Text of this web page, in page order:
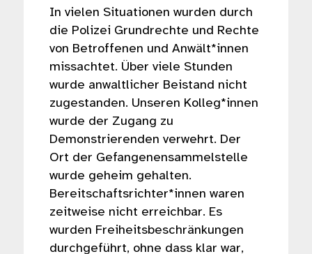
In vielen Situationen wurden durch
die Polizei Grundrechte und Rechte
von Betroffenen und Anwält*innen
missachtet. Über viele Stunden
wurde anwaltlicher Beistand nicht
zugestanden. Unseren Kolleg*innen
wurde der Zugang zu
Demonstrierenden verwehrt. Der
Ort der Gefangenensammelstelle
wurde geheim gehalten.
Bereitschaftsrichter*innen waren
zeitweise nicht erreichbar. Es
wurden Freiheitsbeschränkungen
durchgeführt, ohne dass klar war,